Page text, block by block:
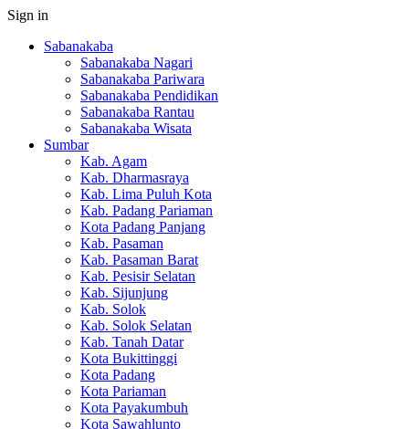
Sign in
Sabanakaba
Sabanakaba Nagari
Sabanakaba Pariwara
Sabanakaba Pendidikan
Sabanakaba Rantau
Sabanakaba Wisata
Sumbar
Kab. Agam
Kab. Dharmasraya
Kab. Lima Puluh Kota
Kab. Padang Pariaman
Kota Padang Panjang
Kab. Pasaman
Kab. Pasaman Barat
Kab. Pesisir Selatan
Kab. Sijunjung
Kab. Solok
Kab. Solok Selatan
Kab. Tanah Datar
Kota Bukittinggi
Kota Padang
Kota Pariaman
Kota Payakumbuh
Kota Sawahlunto